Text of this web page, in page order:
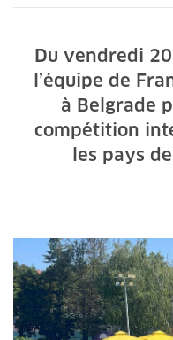
Du vendredi
l’équipe de
à Belgrade
compétition
les pays